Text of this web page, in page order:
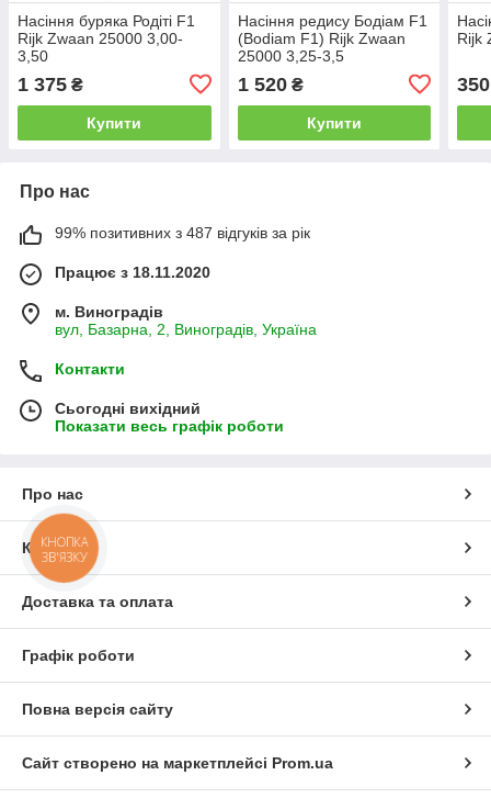
Насіння буряка Родіті F1
Rijk Zwaan 25000 3,00-
3,50
1 375 ₴
Купити
Насіння редису Бодіам F1
(Bodiam F1) Rijk Zwaan
25000 3,25-3,5
1 520₴
Купити
Rijk
350
Про нас
99% позитивних з 487 відгуків за рік
Працює з 18.11.2020
м. Виноградів
вул, Базарна, 2, Виноградів, Україна
Контакти
Сьогодні вихідний
Показати весь графік роботи
Про нас
Контакти
Доставка та оплата
Графік роботи
Повна версія сайту
Сайт створено на маркетплейсі Prom.ua
КНОПКА
ЗВ'ЯЗКУ